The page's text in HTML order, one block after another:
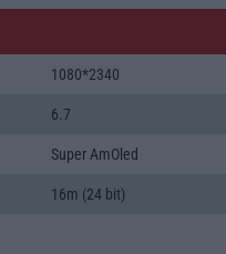
1080*2340
6.7
Super AmOled
16m (24 bit)